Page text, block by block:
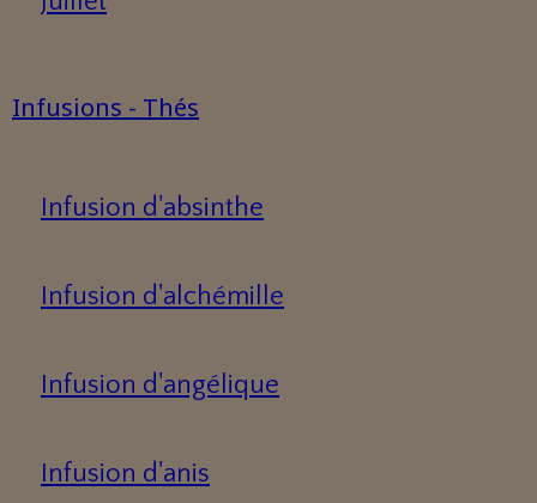
Infusions - Thés
Infusion d'absinthe
Infusion d'alchémille
Infusion d'angélique
Infusion d'anis